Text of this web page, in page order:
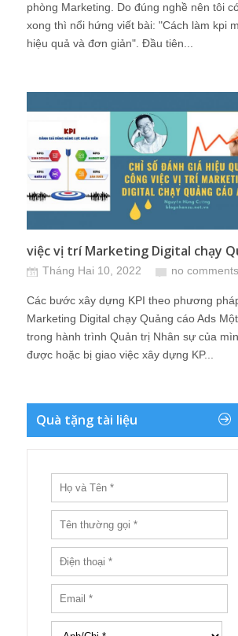
phòng Marketing. Do đúng nghề nên tôi
xong thì nổi hứng viết bài: "Cách làm kpi
hiệu quả và đơn giản". Đầu tiên...
việc vị trí Marketing Digital chạy
Tháng Hai 10, 2022 no comments
Các bước xây dựng KPI theo phương
Marketing Digital chạy Quảng cáo Ads
trong hành trình Quản trị Nhân sự của
được hoặc bị giao việc xây dựng KP...
Quà tặng tài liệu